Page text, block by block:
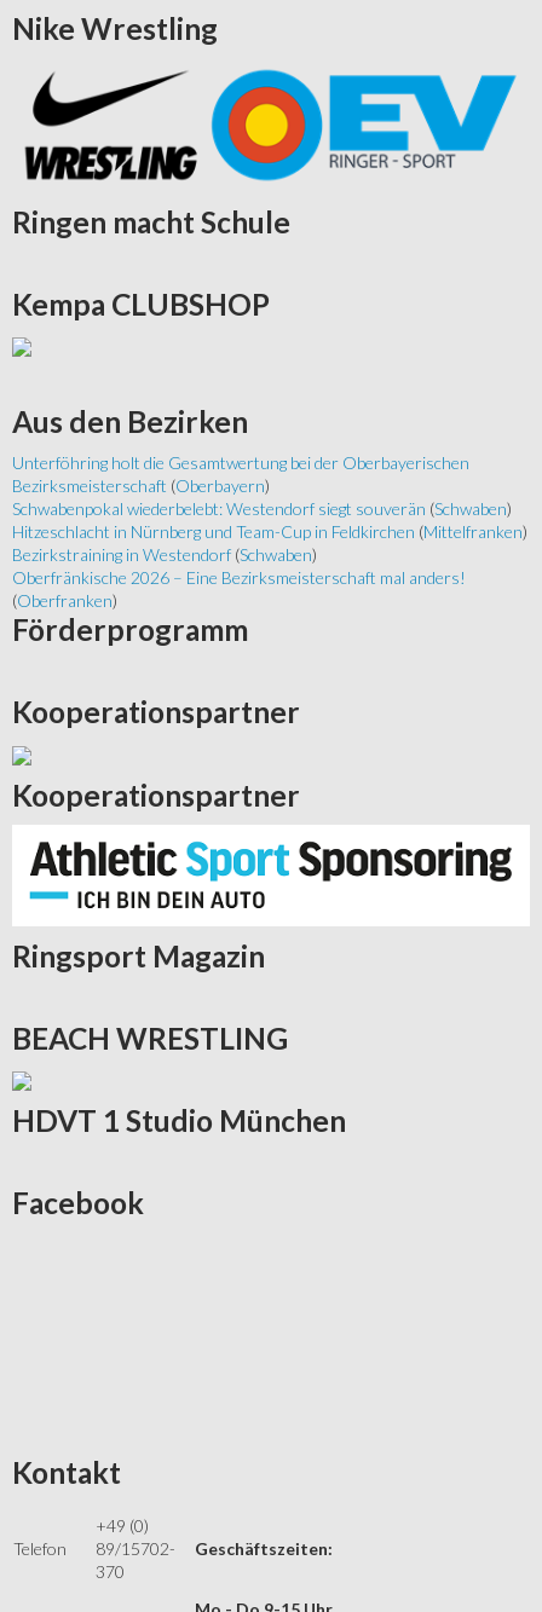
Nike Wrestling
Ringen macht Schule
Kempa CLUBSHOP
Aus den Bezirken
Unterföhring holt die Gesamtwertung bei der Oberbayerischen
Bezirksmeisterschaft (Oberbayern)
Schwabenpokal wiederbelebt: Westendorf siegt souverän (Schwaben)
Hitzeschlacht in Nürnberg und Team-Cup in Feldkirchen (Mittelfranken)
Bezirkstraining in Westendorf (Schwaben)
Oberfränkische 2026 – Eine Bezirksmeisterschaft mal anders!
(Oberfranken)
Förderprogramm
Kooperationspartner
Kooperationspartner
Ringsport Magazin
BEACH WRESTLING
HDVT 1 Studio München
Facebook
Kontakt
Telefon
+49 (0)
89/15702-
370
Geschäftszeiten: